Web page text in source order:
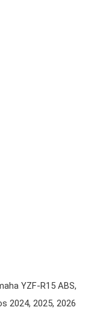
YZF-R15 ABS,
2024, 2025, 2026